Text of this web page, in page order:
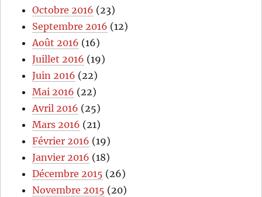
Octobre 2016 (23)
Septembre 2016 (12)
Août 2016 (16)
Juillet 2016 (19)
Juin 2016 (22)
Mai 2016 (22)
Avril 2016 (25)
Mars 2016 (21)
Février 2016 (19)
Janvier 2016 (18)
Décembre 2015 (26)
Novembre 2015 (20)